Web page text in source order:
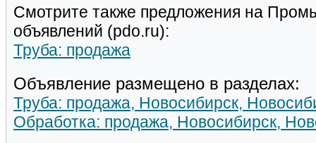
Смотрите также предложения на
объявлений (pdo.ru):
Труба: продажа
Объявление размещено в разделах:
Труба: продажа, Новосибирск,
Обработка: продажа, Новосибирск,